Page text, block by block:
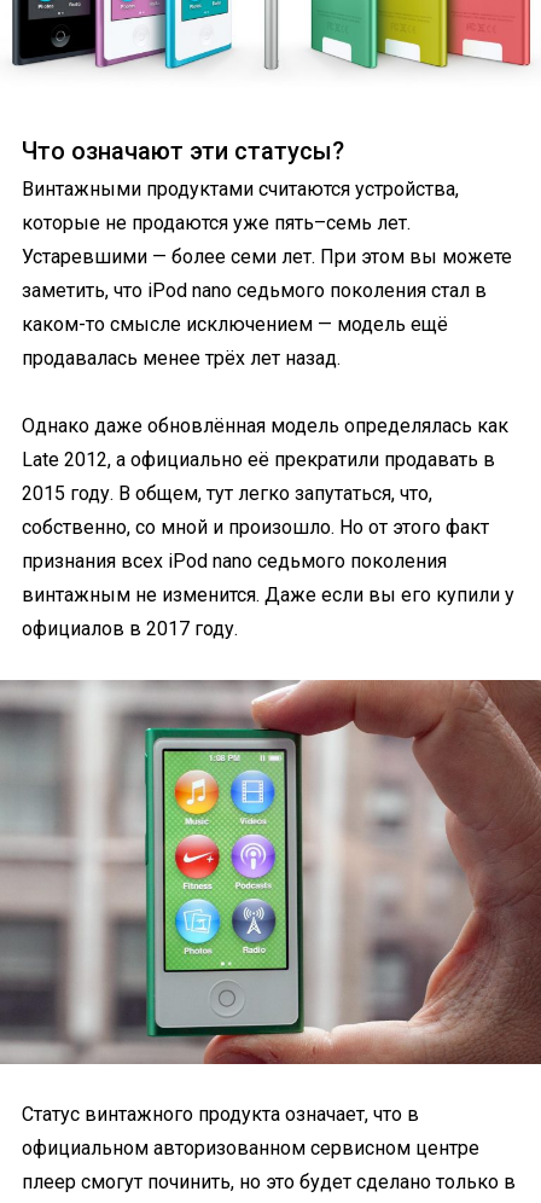
Что означают эти статусы?
Винтажными продуктами считаются устройства,
которые не продаются уже пять–семь лет.
Устаревшими — более семи лет. При этом вы можете
заметить, что iPod nano седьмого поколения стал в
каком-то смысле исключением — модель ещё
продавалась менее трёх лет назад.
Однако даже обновлённая модель определялась как
Late 2012, а официально её прекратили продавать в
2015 году. В общем, тут легко запутаться, что,
собственно, со мной и произошло. Но от этого факт
признания всех iPod nano седьмого поколения
винтажным не изменится. Даже если вы его купили у
официалов в 2017 году.
Статус винтажного продукта означает, что в
официальном авторизованном сервисном центре
плеер смогут починить, но это будет сделано только в